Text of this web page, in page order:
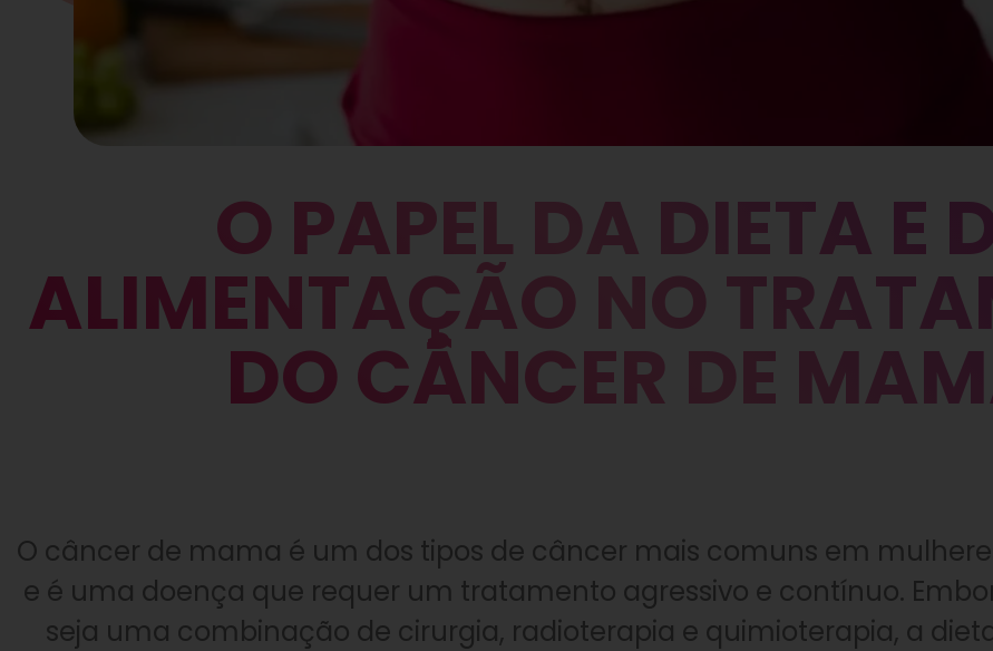
O PAPEL DA DIETA E
ALIMENTAÇÃO NO
DO CÂNCER DE
O câncer de mama é um dos tipos de câncer mais comuns em
e é uma doença que requer um tratamento agressivo e contínuo.
seja uma combinação de cirurgia, radioterapia e quimioterapia, a